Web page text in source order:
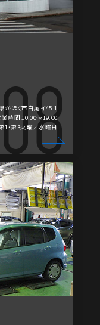
かほく市白尾イ45-1
業時間 10:00～19:00
1・第3火曜／水曜日